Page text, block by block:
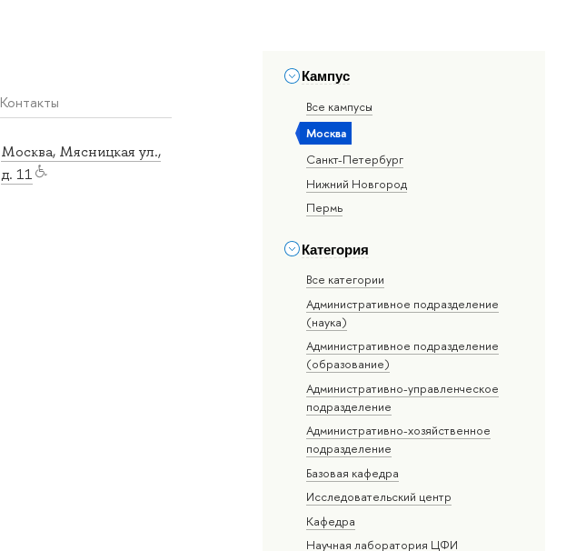
Кампус
Все кампусы
Москва
Санкт-Петербург
Нижний Новгород
Пермь
Категория
Все категории
Административное подразделение
(наука)
Административное подразделение
(образование)
Административно-управленческое
подразделение
Административно-хозяйственное
подразделение
Базовая кафедра
Исследовательский центр
Кафедра
Научная лаборатория ЦФИ
Контакты
Москва, Мясницкая ул.,
д. 11